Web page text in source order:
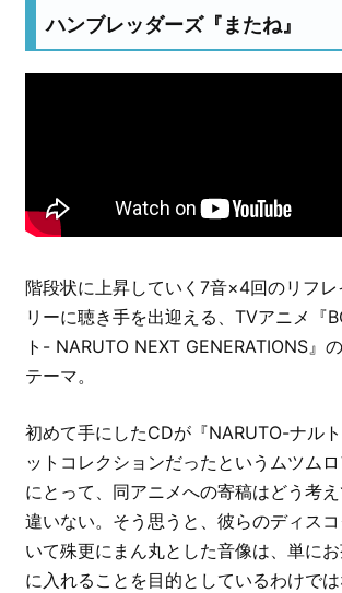
ハンブレッダーズ『またね』
階段状に上昇していく7音×4回のリフレ
リーに聴き手を出迎える、TVアニメ『
ト- NARUTO NEXT GENERATIONS』
テーマ。
初めて手にしたCDが『NARUTO-ナル
ットコレクションだったというムツム
にとって、同アニメへの寄稿はどう考
違いない。そう思うと、彼らのディス
いて殊更にまん丸とした音像は、単に
に入れることを目的としているわけで